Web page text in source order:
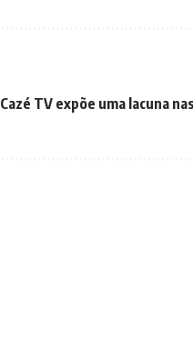
Cazé TV expõe uma lacuna